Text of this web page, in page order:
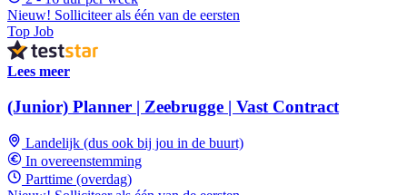
Nieuw! Solliciteer als één van de eersten
Top Job
Lees meer
(Junior) Planner | Zeebrugge | Vast Contract
Landelijk (dus ook bij jou in de buurt)
In overeenstemming
Parttime (overdag)